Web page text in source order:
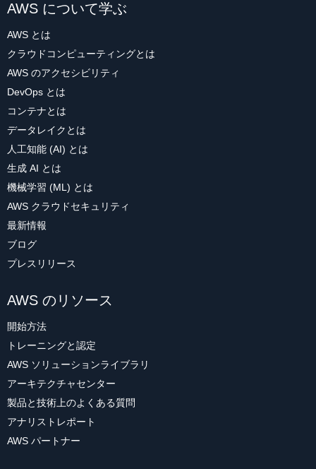
AWS について学ぶ
AWS とは
クラウドコンピューティングとは
AWS のアクセシビリティ
DevOps とは
コンテナとは
データレイクとは
人工知能 (AI) とは
生成 AI とは
機械学習 (ML) とは
AWS クラウドセキュリティ
最新情報
ブログ
プレスリリース
AWS のリソース
開始方法
トレーニングと認定
AWS ソリューションライブラリ
アーキテクチャセンター
製品と技術上のよくある質問
アナリストレポート
AWS パートナー